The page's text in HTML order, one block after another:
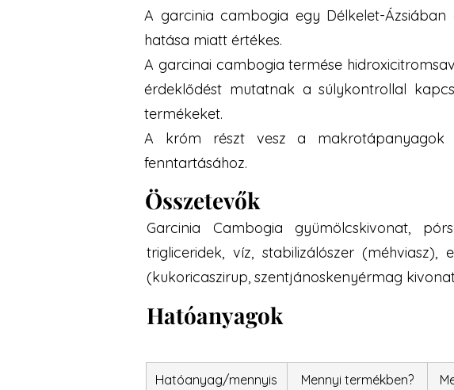
A garcinia cambogia egy Délkelet-
hatása miatt értékes.
A garcinai cambogia termése
érdeklődést mutatnak a súlykontrollal
termékeket.
A króm részt vesz a makrotápanyagok
fenntartásához.
Összetevők
Garcinia Cambogia gyümölcskivonat,
trigliceridek, víz, stabilizálószer (méhviasz),
(kukoricaszirup, szentjánoskenyérmag
Hatóanyagok
Hatóanyag/mennyis
Mennyi termékben?